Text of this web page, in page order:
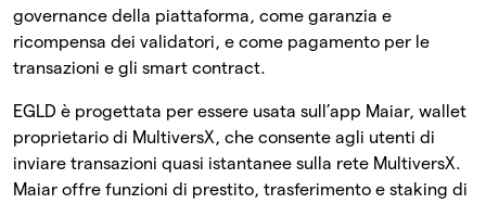
governance della piattaforma, come garanzia e
ricompensa dei validatori, e come pagamento per le
transazioni e gli smart contract.
EGLD è progettata per essere usata sull’app Maiar, wallet
proprietario di MultiversX, che consente agli utenti di
inviare transazioni quasi istantanee sulla rete MultiversX.
Maiar offre funzioni di prestito, trasferimento e staking di